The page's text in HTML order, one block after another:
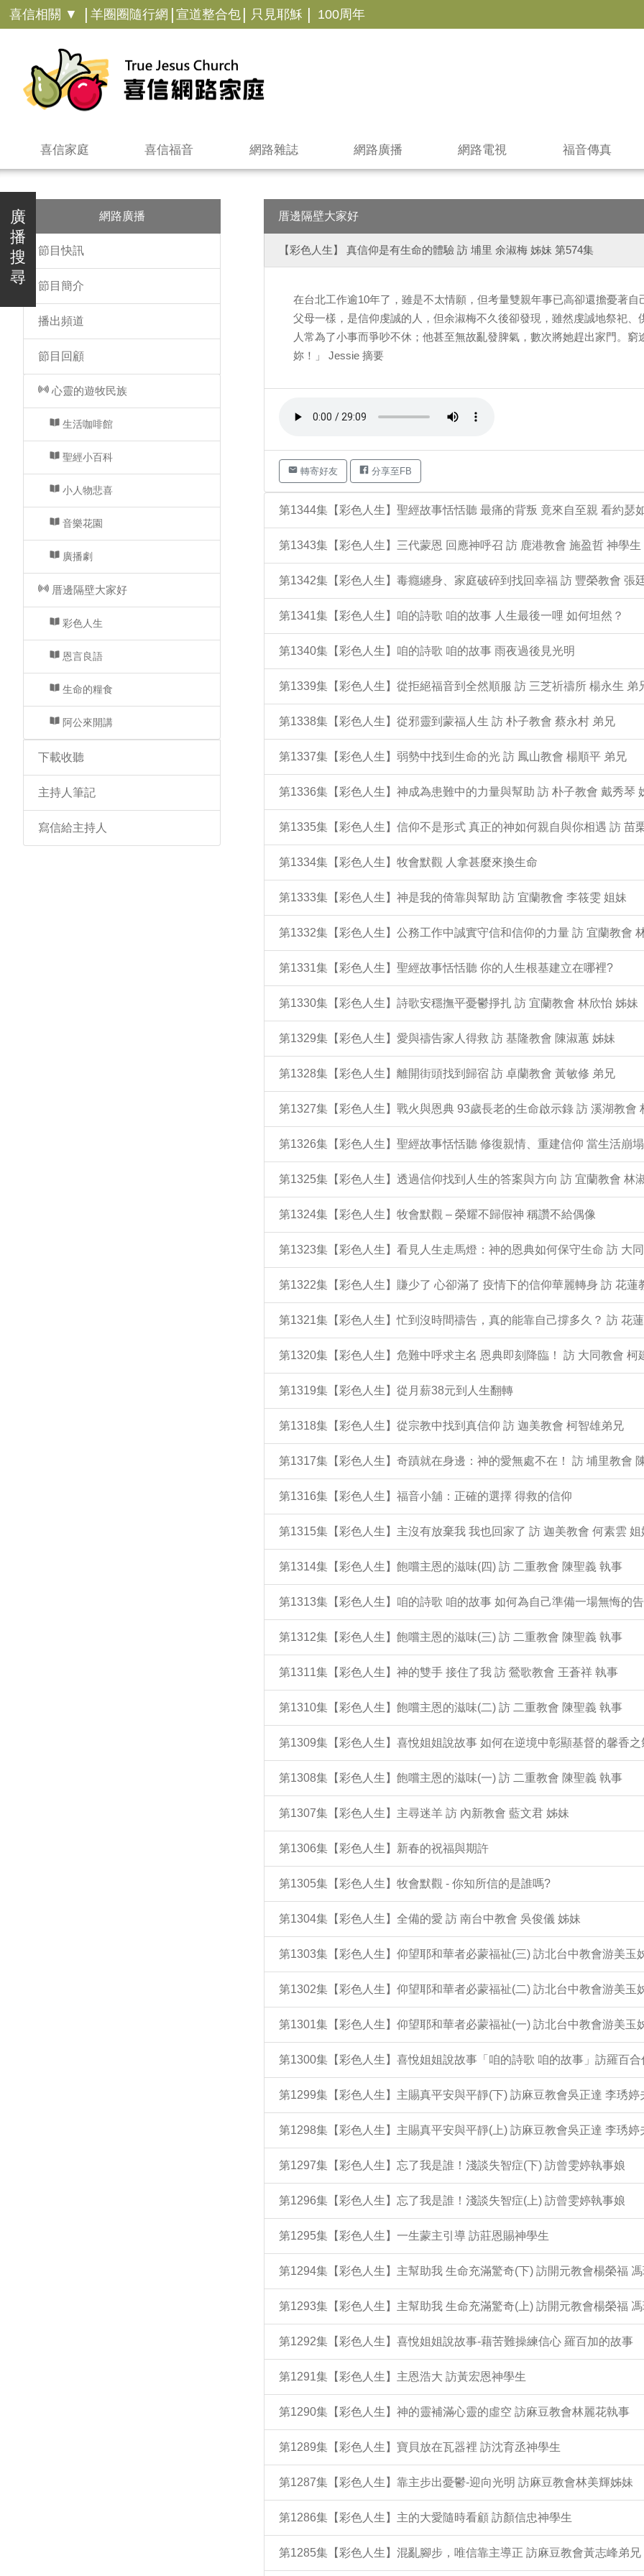
喜信相關 ▼ | 羊圈圈隨行網 | 宣道整合包 | 只見耶穌 | 100周年
喜信家庭 喜信福音 網路雜誌 網路廣播 網路電視 福音傳真
廣
播
搜
尋
網路廣播
節目快訊
節目簡介
播出頻道
節目回顧
心靈的遊牧民族
生活咖啡館
聖經小百科
小人物悲喜
音樂花園
廣播劇
厝邊隔壁大家好
彩色人生
恩言良語
生命的糧食
阿公來開講
下載收聽
主持人筆記
寫信給主持人
厝邊隔壁大家好
【彩色人生】 真信仰是有生命的體驗 訪 埔里 余淑梅 姊妹 第574集
在台北工作逾10年了，雖是不太情願，但考量雙親年事已高卻還擔憂著
父母一樣，是信仰虔誠的人，但余淑梅不久後卻發現，雖然虔誠地祭祀
人常為了小事而爭吵不休；他甚至無故亂發脾氣，數次將她趕出家門。
妳！」 Jessie 摘要
轉寄好友 分享至FB
第1344集【彩色人生】聖經故事恬恬聽 最痛的背叛 竟來自至親 看約瑟
第1343集【彩色人生】三代蒙恩 回應神呼召 訪 鹿港教會 施盈哲 神學生
第1342集【彩色人生】毒癮纏身、家庭破碎到找回幸福 訪 豐榮教會 張
第1341集【彩色人生】咱的詩歌 咱的故事 人生最後一哩 如何坦然？
第1340集【彩色人生】咱的詩歌 咱的故事 雨夜過後見光明
第1339集【彩色人生】從拒絕福音到全然順服 訪 三芝祈禱所 楊永生 弟
第1338集【彩色人生】從邪靈到蒙福人生 訪 朴子教會 蔡永村 弟兄
第1337集【彩色人生】弱勢中找到生命的光 訪 鳳山教會 楊順平 弟兄
第1336集【彩色人生】神成為患難中的力量與幫助 訪 朴子教會 戴秀琴
第1335集【彩色人生】信仰不是形式 真正的神如何親自與你相遇 訪 苗
第1334集【彩色人生】牧會默觀 人拿甚麼來換生命
第1333集【彩色人生】神是我的倚靠與幫助 訪 宜蘭教會 李筱雯 姐妹
第1332集【彩色人生】公務工作中誠實守信和信仰的力量 訪 宜蘭教會
第1331集【彩色人生】聖經故事恬恬聽 你的人生根基建立在哪裡?
第1330集【彩色人生】詩歌安穩撫平憂鬱掙扎 訪 宜蘭教會 林欣怡 姊妹
第1329集【彩色人生】愛與禱告家人得救 訪 基隆教會 陳淑蕙 姊妹
第1328集【彩色人生】離開街頭找到歸宿 訪 卓蘭教會 黃敏修 弟兄
第1327集【彩色人生】戰火與恩典 93歲長老的生命啟示錄 訪 溪湖教會
第1326集【彩色人生】聖經故事恬恬聽 修復親情、重建信仰 當生活崩
第1325集【彩色人生】透過信仰找到人生的答案與方向 訪 宜蘭教會 林
第1324集【彩色人生】牧會默觀 – 榮耀不歸假神 稱讚不給偶像
第1323集【彩色人生】看見人生走馬燈：神的恩典如何保守生命 訪 大
第1322集【彩色人生】賺少了 心卻滿了 疫情下的信仰華麗轉身 訪 花蓮
第1321集【彩色人生】忙到沒時間禱告，真的能靠自己撐多久？ 訪 花
第1320集【彩色人生】危難中呼求主名 恩典即刻降臨！ 訪 大同教會 柯
第1319集【彩色人生】從月薪38元到人生翻轉
第1318集【彩色人生】從宗教中找到真信仰 訪 迦美教會 柯智雄弟兄
第1317集【彩色人生】奇蹟就在身邊：神的愛無處不在！ 訪 埔里教會
第1316集【彩色人生】福音小舖：正確的選擇 得救的信仰
第1315集【彩色人生】主沒有放棄我 我也回家了 訪 迦美教會 何素雲 姐
第1314集【彩色人生】飽嚐主恩的滋味(四) 訪 二重教會 陳聖義 執事
第1313集【彩色人生】咱的詩歌 咱的故事 如何為自己準備一場無悔的
第1312集【彩色人生】飽嚐主恩的滋味(三) 訪 二重教會 陳聖義 執事
第1311集【彩色人生】神的雙手 接住了我 訪 鶯歌教會 王蒼祥 執事
第1310集【彩色人生】飽嚐主恩的滋味(二) 訪 二重教會 陳聖義 執事
第1309集【彩色人生】喜悅姐姐說故事 如何在逆境中彰顯基督的馨香之
第1308集【彩色人生】飽嚐主恩的滋味(一) 訪 二重教會 陳聖義 執事
第1307集【彩色人生】主尋迷羊 訪 內新教會 藍文君 姊妹
第1306集【彩色人生】新春的祝福與期許
第1305集【彩色人生】牧會默觀 - 你知所信的是誰嗎?
第1304集【彩色人生】全備的愛 訪 南台中教會 吳俊儀 姊妹
第1303集【彩色人生】仰望耶和華者必蒙福祉(三) 訪北台中教會游美玉
第1302集【彩色人生】仰望耶和華者必蒙福祉(二) 訪北台中教會游美玉
第1301集【彩色人生】仰望耶和華者必蒙福祉(一) 訪北台中教會游美玉
第1300集【彩色人生】喜悅姐姐說故事「咱的詩歌 咱的故事」訪羅百合
第1299集【彩色人生】主賜真平安與平靜(下) 訪麻豆教會吳正達 李琇婷
第1298集【彩色人生】主賜真平安與平靜(上) 訪麻豆教會吳正達 李琇婷
第1297集【彩色人生】忘了我是誰！淺談失智症(下) 訪曾雯婷執事娘
第1296集【彩色人生】忘了我是誰！淺談失智症(上) 訪曾雯婷執事娘
第1295集【彩色人生】一生蒙主引導 訪莊恩賜神學生
第1294集【彩色人生】主幫助我 生命充滿驚奇(下) 訪開元教會楊榮福
第1293集【彩色人生】主幫助我 生命充滿驚奇(上) 訪開元教會楊榮福
第1292集【彩色人生】喜悅姐姐說故事-藉苦難操練信心 羅百加的故事
第1291集【彩色人生】主恩浩大 訪黃宏恩神學生
第1290集【彩色人生】神的靈補滿心靈的虛空 訪麻豆教會林麗花執事
第1289集【彩色人生】寶貝放在瓦器裡 訪沈育丞神學生
第1287集【彩色人生】靠主步出憂鬱-迎向光明 訪麻豆教會林美輝姊妹
第1286集【彩色人生】主的大愛隨時看顧 訪顏信忠神學生
第1285集【彩色人生】混亂腳步，唯信靠主導正 訪麻豆教會黃志峰弟兄